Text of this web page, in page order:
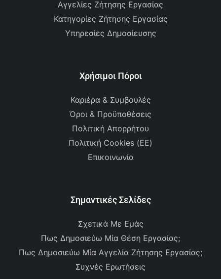
Αγγελίες Ζήτησης Εργασίας
Κατηγορίες Ζήτησης Εργασίας
Υπηρεσίες Δημοσίευσης
Χρήσιμοι Πόροι
Καριέρα & Συμβουλές
Όροι & Προϋποθέσεις
Πολιτική Απορρήτου
Πολιτική Cookies (ΕΕ)
Επικοινωνία
Σημαντικές Σελίδες
Σχετικά Με Εμάς
Πως Δημοσιεύω Μία Θέση Εργασίας;
Πως Δημοσιεύω Μία Αγγελία Ζήτησης Εργασίας;
Συχνές Ερωτήσεις